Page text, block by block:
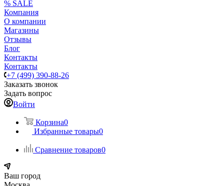
% SALE
Компания
О компании
Магазины
Отзывы
Блог
Контакты
Контакты
+7 (499) 390-88-26
Заказать звонок
Задать вопрос
Войти
Корзина0
Избранные товары0
Сравнение товаров0
Ваш город